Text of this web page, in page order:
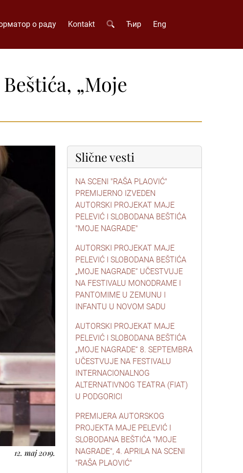
о раду Kontakt Ћир Eng
„Moje
12. maj 2019.
Slične vesti
NA SCENI "RAŠA PLAOVIĆ"
PREMIJERNO IZVEDEN
AUTORSKI PROJEKAT MAJE
PELEVIĆ I SLOBODANA BEŠTIĆA
"MOJE NAGRADE"
AUTORSKI PROJEKAT MAJE
PELEVIĆ I SLOBODANA BEŠTIĆA
„MOJE NAGRADE“ UČESTVUJE
NA FESTIVALU MONODRAME I
PANTOMIME U ZEMUNU I
INFANTU U NOVOM SADU
AUTORSKI PROJEKAT MAJE
PELEVIĆ I SLOBODANA BEŠTIĆA
„MOJE NAGRADE“ 8. SEPTEMBRA
UČESTVUJE NA FESTIVALU
INTERNACIONALNOG
ALTERNATIVNOG TEATRA (FIAT)
U PODGORICI
PREMIJERA AUTORSKOG
PROJEKTA MAJE PELEVIĆ I
SLOBODANA BEŠTIĆA "MOJE
NAGRADE", 4. APRILA NA SCENI
"RAŠA PLAOVIĆ"